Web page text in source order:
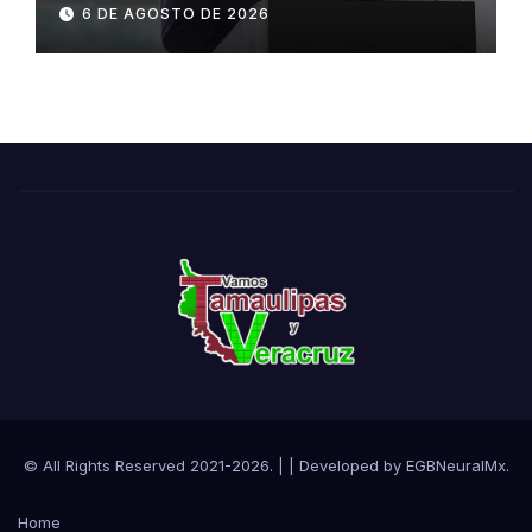
6 DE AGOSTO DE 2026
© All Rights Reserved 2021-2026. | Developed by EGBNeuralMx.
Home